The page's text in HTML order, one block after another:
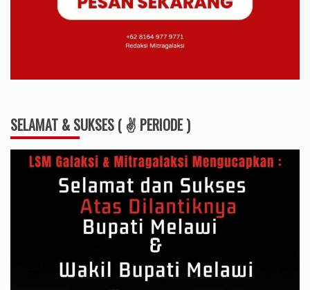
SELAMAT & SUKSES ( ✌ PERIODE )